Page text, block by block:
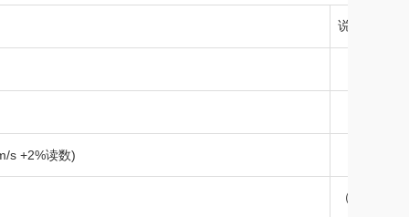
说明
s +2%读数)
（t